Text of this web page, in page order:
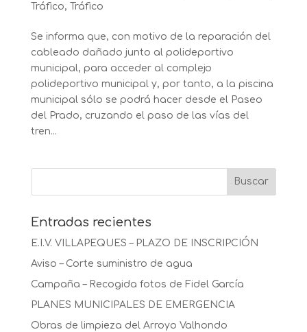
Tráfico, Tráfico
Se informa que, con motivo de la reparación del
cableado dañado junto al polideportivo
municipal, para acceder al complejo
polideportivo municipal y, por tanto, a la piscina
municipal sólo se podrá hacer desde el Paseo
del Prado, cruzando el paso de las vías del
tren...
Entradas recientes
E.I.V. VILLAPEQUES – PLAZO DE INSCRIPCIÓN
Aviso – Corte suministro de agua
Campaña – Recogida fotos de Fidel García
PLANES MUNICIPALES DE EMERGENCIA
Obras de limpieza del Arroyo Valhondo